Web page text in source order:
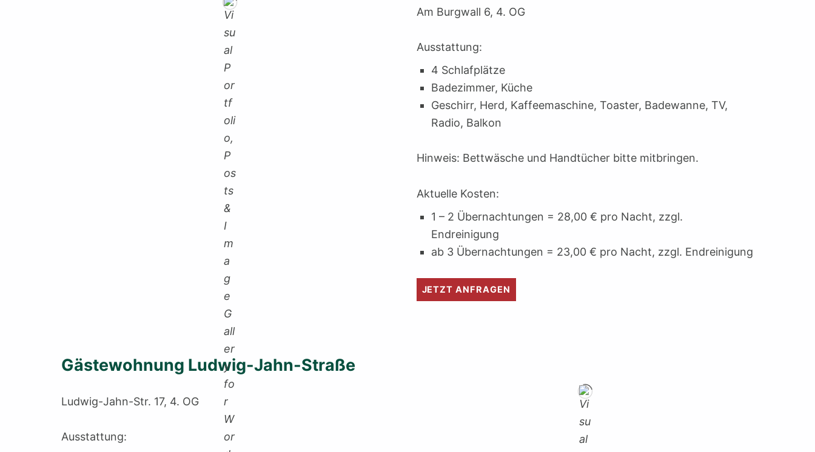
Am Burgwall 6, 4. OG
Ausstattung:
4 Schlafplätze
Badezimmer, Küche
Geschirr, Herd, Kaffeemaschine, Toaster, Badewanne, TV,
Radio, Balkon
Hinweis: Bettwäsche und Handtücher bitte mitbringen.
Aktuelle Kosten:
1 – 2 Übernachtungen = 28,00 € pro Nacht, zzgl.
Endreinigung
ab 3 Übernachtungen = 23,00 € pro Nacht, zzgl. Endreinigung
JETZT ANFRAGEN
Gästewohnung Ludwig-Jahn-Straße
Ludwig-Jahn-Str. 17, 4. OG
Ausstattung: